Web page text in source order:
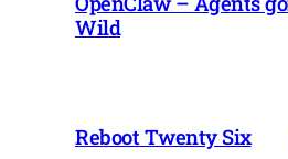
Wild
Reboot Twenty Six